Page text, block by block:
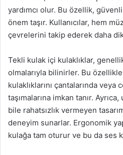
yardımcı olur. Bu özellik,
önem taşır. Kullanıcılar, hem
çevrelerini takip ederek daha
Tekli kulak içi kulaklıklar,
olmalarıyla bilinirler. Bu
kulaklıklarını çantalarında
taşımalarına imkan tanır.
bile rahatsızlık vermeyen
deneyim sunarlar. Ergonomik
kulağa tam oturur ve bu da ses